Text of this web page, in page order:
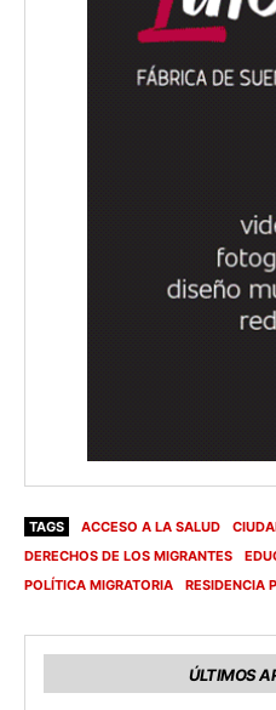
TAGS ACCESO A LA SALUD
DERECHOS DE LOS MIGRANTES
POLÍTICA MIGRATORIA
RESIDENCIA
ÚLTIMOS